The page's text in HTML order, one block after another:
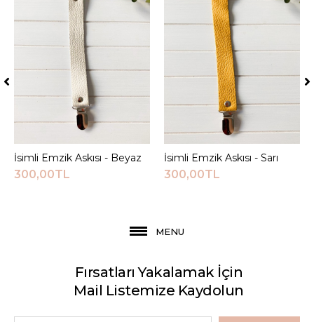
Sepete Ekle
İsimli Emzik Askısı - Beyaz
300,00TL
Sepete Ekle
İsimli Emzik Askısı - Sarı
300,00TL
MENU
Fırsatları Yakalamak İçin
Mail Listemize Kaydolun